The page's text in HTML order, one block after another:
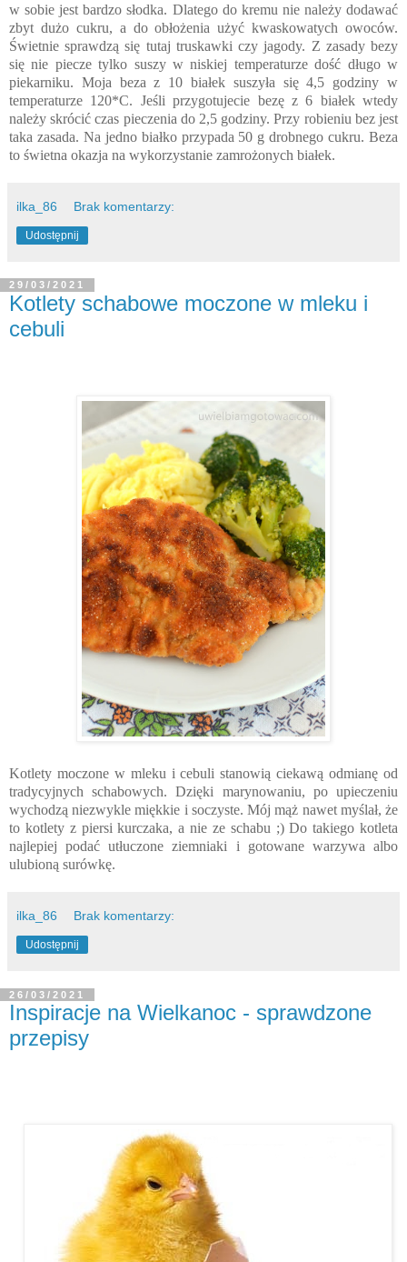
w sobie jest bardzo słodka. Dlatego do kremu nie należy dodawać
zbyt dużo cukru, a do obłożenia użyć kwaskowatych owoców.
Świetnie sprawdzą się tutaj truskawki czy jagody. Z zasady bezy
się nie piecze tylko suszy w niskiej temperaturze dość długo w
piekarniku. Moja beza z 10 białek suszyła się 4,5 godziny w
temperaturze 120*C. Jeśli przygotujecie bezę z 6 białek wtedy
należy skrócić czas pieczenia do 2,5 godziny.Przy robieniu bez jest
taka zasada. Na jedno białko przypada 50 g drobnego cukru. Beza
to świetna okazja na wykorzystanie zamrożonych białek.
ilka_86 Brak komentarzy:
Udostępnij
29/03/2021
Kotlety schabowe moczone w mleku i
cebuli
Kotlety moczone w mleku i cebuli stanowią ciekawą odmianę od
tradycyjnych schabowych. Dzięki marynowaniu, po upieczeniu
wychodzą niezwykle miękkie i soczyste. Mój mąż nawet myślał, że
to kotlety z piersi kurczaka, a nie ze schabu ;) Do takiego kotleta
najlepiej podać utłuczone ziemniaki i gotowane warzywa albo
ulubioną surówkę.
ilka_86 Brak komentarzy:
Udostępnij
26/03/2021
Inspiracje na Wielkanoc - sprawdzone
przepisy